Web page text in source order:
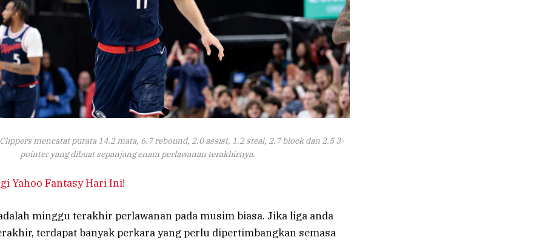
mencatat purata 14.2 mata, 6.7 rebound, 2.0 assist, 1.2 steal, 2.7 block dan 2.5 3-
pointer yang dibuat sepanjang enam perlawanan terakhirnya.
Yahoo Fantasy Hari Ini!
minggu terakhir perlawanan pada musim biasa. Jika liga anda
terdapat banyak perkara yang perlu dipertimbangkan semasa